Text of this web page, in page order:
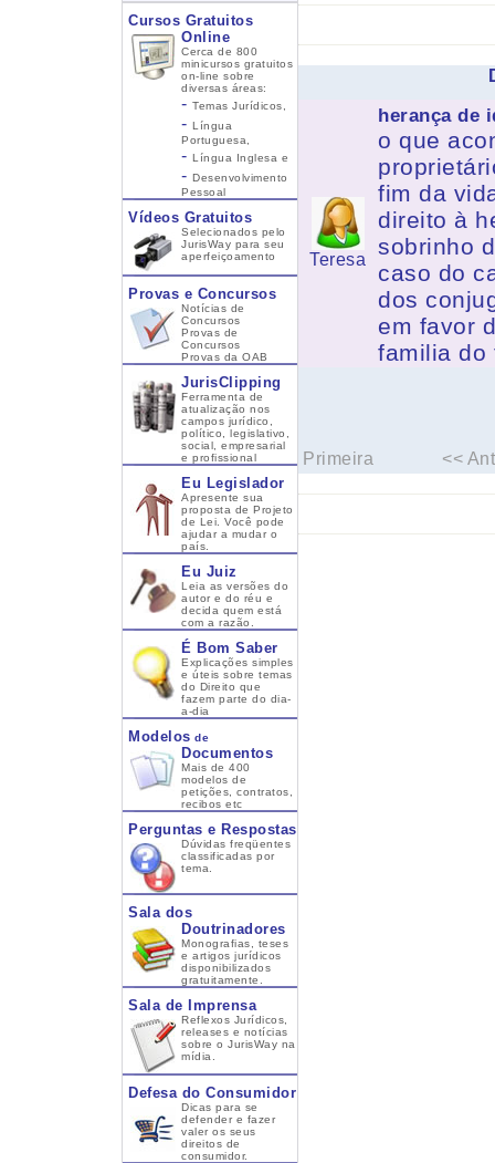
Cursos Gratuitos
Online
Cerca de 800
minicursos gratuitos
on-line sobre
diversas áreas:
- Temas Jurídicos,
- Língua
Portuguesa,
- Língua Inglesa e
- Desenvolvimento
Pessoal
Vídeos Gratuitos
Selecionados pelo
JurisWay para seu
aperfeiçoamento
Provas e Concursos
Notícias de
Concursos
Provas de
Concursos
Provas da OAB
JurisClipping
Ferramenta de
atualização nos
campos jurídico,
político, legislativo,
social, empresarial
e profissional
Eu Legislador
Apresente sua
proposta de Projeto
de Lei. Você pode
ajudar a mudar o
país.
Eu Juiz
Leia as versões do
autor e do réu e
decida quem está
com a razão.
É Bom Saber
Explicações simples
e úteis sobre temas
do Direito que
fazem parte do dia-
a-dia
Modelos de
Documentos
Mais de 400
modelos de
petições, contratos,
recibos etc
Perguntas e Respostas
Dúvidas freqüentes
classificadas por
tema.
Sala dos
Doutrinadores
Monografias, teses
e artigos jurídicos
disponibilizados
gratuitamente.
Sala de Imprensa
Reflexos Jurídicos,
releases e notícias
sobre o JurisWay na
mídia.
Defesa do Consumidor
Dicas para se
defender e fazer
valer os seus
direitos de
consumidor.
Teresa
herança de
o que
fim da
direito à
sobrinho
caso do
dos
em favor
familia do
Primeira <<